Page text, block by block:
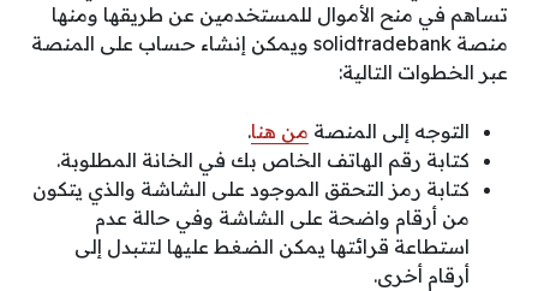
تساهم في منح الأموال للمستخدمين عن طريقها ومنها
منصة solidtradebank ويمكن إنشاء حساب على المنصة
عبر الخطوات التالية:
التوجه إلى المنصة من هنا.
كتابة رقم الهاتف الخاص بك في الخانة المطلوبة.
كتابة رمز التحقق الموجود على الشاشة والذي يتكون
من أرقام واضحة على الشاشة وفي حالة عدم
استطاعة قرائتها يمكن الضغط عليها لتتبدل إلى
أرقام أخرى.